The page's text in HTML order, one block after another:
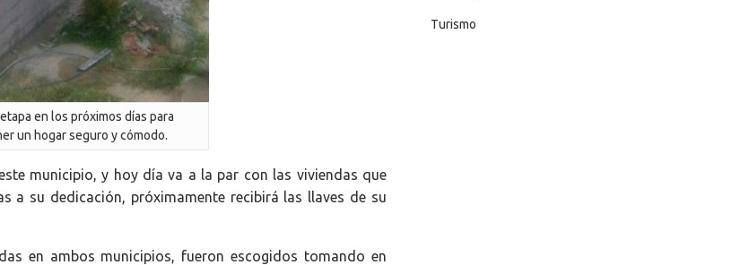
en los próximos días para
un hogar seguro y cómodo.
municipio, y hoy día va a la par con las viviendas que
a su dedicación, próximamente recibirá las llaves de su
en ambos municipios, fueron escogidos tomando en
Turismo